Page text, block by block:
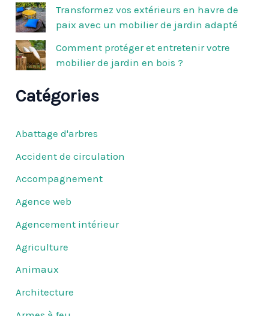
Transformez vos extérieurs en havre de
paix avec un mobilier de jardin adapté
Comment protéger et entretenir votre
mobilier de jardin en bois ?
Catégories
Abattage d'arbres
Accident de circulation
Accompagnement
Agence web
Agencement intérieur
Agriculture
Animaux
Architecture